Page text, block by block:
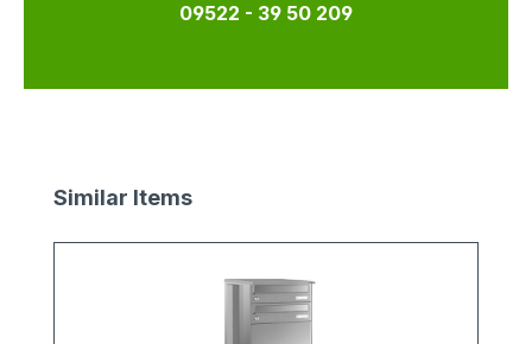
09522 - 39 50 209
Produktgalerie überspringen
Similar Items